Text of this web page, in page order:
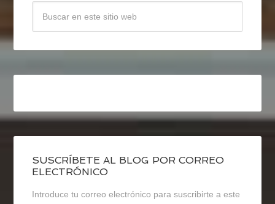
SUSCRÍBETE AL BLOG POR CORREO
ELECTRÓNICO
Introduce tu correo electrónico para suscribirte a este